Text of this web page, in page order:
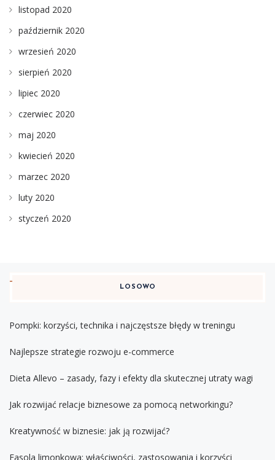
listopad 2020
październik 2020
wrzesień 2020
sierpień 2020
lipiec 2020
czerwiec 2020
maj 2020
kwiecień 2020
marzec 2020
luty 2020
styczeń 2020
LOSOWO
Pompki: korzyści, technika i najczęstsze błędy w treningu
Najlepsze strategie rozwoju e-commerce
Dieta Allevo – zasady, fazy i efekty dla skutecznej utraty wagi
Jak rozwijać relacje biznesowe za pomocą networkingu?
Kreatywność w biznesie: jak ją rozwijać?
Fasola limonkowa: właściwości, zastosowania i korzyści